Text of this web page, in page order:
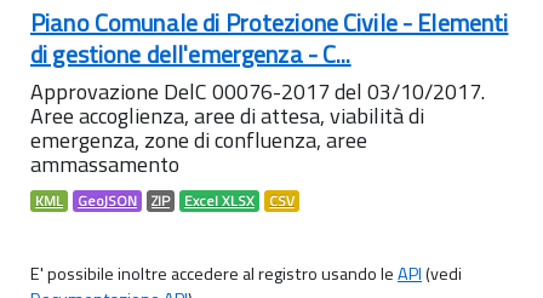
Piano Comunale di Protezione Civile - Elementi
di gestione dell'emergenza - C...
Approvazione DelC 00076-2017 del 03/10/2017.
Aree accoglienza, aree di attesa, viabilità di
emergenza, zone di confluenza, aree
ammassamento
KML GeoJSON ZIP Excel XLSX CSV
E' possibile inoltre accedere al registro usando leAPI(vedi